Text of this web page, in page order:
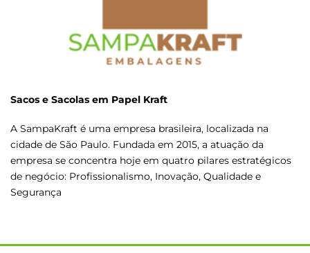
Sacos e Sacolas em Papel Kraft
A SampaKraft é uma empresa brasileira, localizada na
cidade de São Paulo. Fundada em 2015, a atuação da
empresa se concentra hoje em quatro pilares estratégicos
de negócio: Profissionalismo, Inovação, Qualidade e
Segurança